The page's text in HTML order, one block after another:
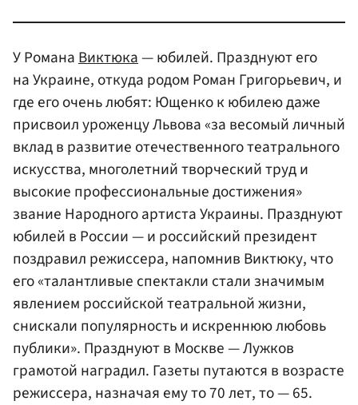
У Романа Виктюка— юбилей. Празднуют его
на Украине, откуда родом Роман Григорьевич, и
где его очень любят: Ющенко к юбилею даже
присвоил уроженцу Львова «за весомый личный
вклад в развитие отечественного театрального
искусства, многолетний творческий труд и
высокие профессиональные достижения»
звание Народного артиста Украины. Празднуют
юбилей в России — и российский президент
поздравил режиссера, напомнив Виктюку, что
его «талантливые спектакли стали значимым
явлением российской театральной жизни,
снискали популярность и искреннюю любовь
публики». Празднуют в Москве — Лужков
грамотой наградил. Газеты путаются в возрасте
режиссера, назначая ему то 70 лет, то — 65.